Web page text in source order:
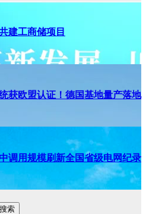
建工商储项目
获欧盟认证！德国基地量产落地
调用规模刷新全国省级电网纪录
搜索